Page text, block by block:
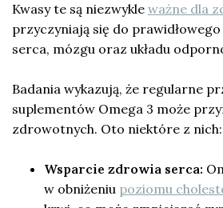
Kwasy te są niezwykle ważne dla
przyczyniają się do
serca, mózgu oraz układu
Badania wykazują, że regularne
suplementów Omega 3 może
zdrowotnych. Oto niektóre z nich:
Wsparcie zdrowia serca:
w obniżeniu poziomu